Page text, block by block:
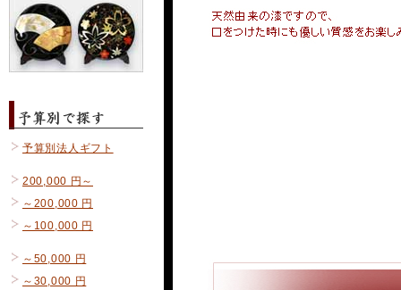
予算別法人ギフト
200,000 円～
～200,000 円
～100,000 円
～50,000 円
～30,000 円